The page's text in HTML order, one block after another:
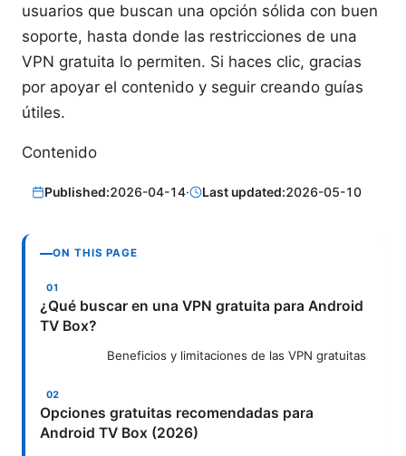
usuarios que buscan una opción sólida con buen
soporte, hasta donde las restricciones de una
VPN gratuita lo permiten. Si haces clic, gracias
por apoyar el contenido y seguir creando guías
útiles.
Contenido
Published:2026-04-14· Last updated:2026-05-10
ON THIS PAGE
¿Qué buscar en una VPN gratuita para Android
TV Box?
Beneficios y limitaciones de las VPN gratuitas
Opciones gratuitas recomendadas para
Android TV Box (2026)